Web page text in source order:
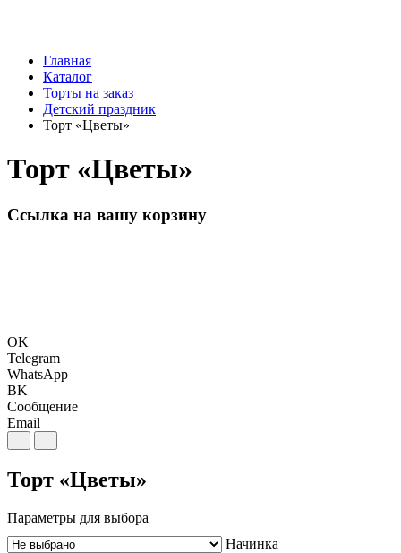
Главная
Каталог
Торты на заказ
Детский праздник
Торт «Цветы»
Торт «Цветы»
Ссылка на вашу корзину
OK
Telegram
WhatsApp
BK
Сообщение
Email
Торт «Цветы»
Параметры для выбора
Начинка